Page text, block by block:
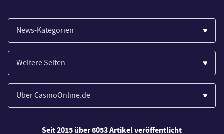
News-Kategorien
Casinos
Wirtschaft
Spiele
Weitere Seiten
Paypal Casinos
Novoline Casinos
Merkur Casinos
Über CasinoOnline.de
Seit 2015 über 6053 Artikel veröffentlicht